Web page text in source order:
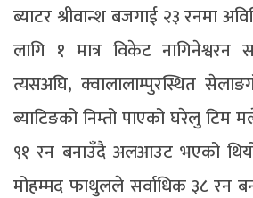
ब्याटर श्रीवान्श बजगाई २३ रनमा
लागि १ मात्र विकेट नागिनेश्वरन
त्यसअघि, क्वालालाम्पुरस्थित
ब्याटिङको निम्तो पाएको घरेलु टिम
९१ रन बनाउँदै अलआउट भएको
मोहम्मद फाथुलले सर्वाधिक ३८ रन